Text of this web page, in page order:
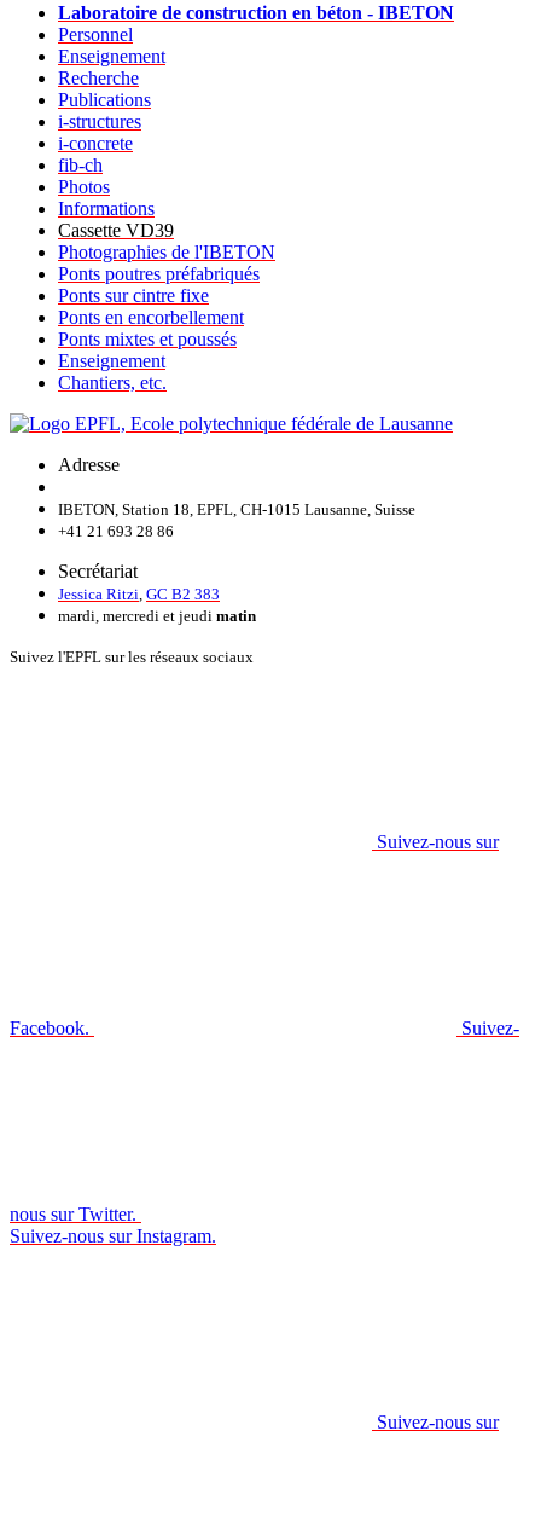
Laboratoire de construction en béton - IBETON
Personnel
Enseignement
Recherche
Publications
i-structures
i-concrete
fib-ch
Photos
Informations
Cassette VD39
Photographies de l'IBETON
Ponts poutres préfabriqués
Ponts sur cintre fixe
Ponts en encorbellement
Ponts mixtes et poussés
Enseignement
Chantiers, etc.
Adresse
IBETON, Station 18, EPFL, CH-1015 Lausanne, Suisse
+41 21 693 28 86
Secrétariat
Jessica Ritzi GC B2 383
mardi, mercredi et jeudi matin
Suivez l'EPFL sur les réseaux sociaux
Suivez-nous sur
Facebook. Suivez-
nous sur Twitter.
Suivez-nous sur Instagram.
Suivez-nous sur